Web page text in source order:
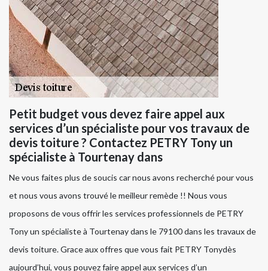
Petit budget vous devez faire appel aux
services d’un spécialiste pour vos travaux de
devis toiture ? Contactez PETRY Tony un
spécialiste à Tourtenay dans
Ne vous faites plus de soucis car nous avons recherché pour vous
et nous vous avons trouvé le meilleur remède !! Nous vous
proposons de vous offrir les services professionnels de PETRY
Tony un spécialiste à Tourtenay dans le 79100 dans les travaux de
devis toiture. Grace aux offres que vous fait PETRY Tonydès
aujourd’hui, vous pouvez faire appel aux services d’un